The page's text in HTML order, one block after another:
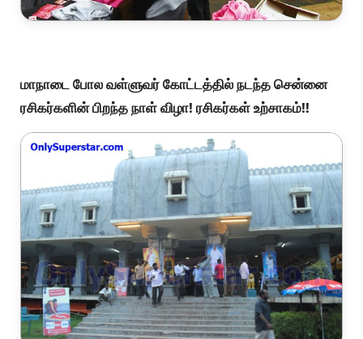
மாநாடை போல வள்ளுவர் கோட்டத்தில் நடந்த சென்னை
ரசிகர்களின் பிறந்த நாள் விழா! ரசிகர்கள் உற்சாகம்!!